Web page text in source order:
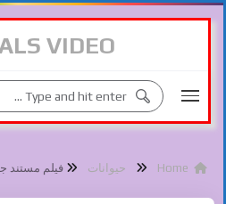
VIDEO
حیوانات فیلم مستند